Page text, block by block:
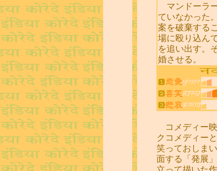
マンドーラ
ていなかった
案を破棄する
場に殴り込ん
を追い出す。
婚させる。
コメディー
クコメディー
笑っておしま
面する「発展